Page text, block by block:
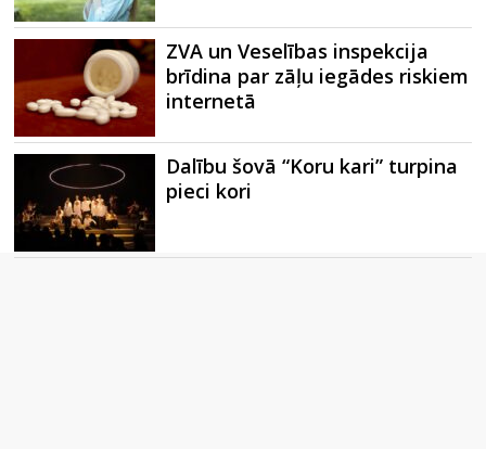
ZVA un Veselības inspekcija
brīdina par zāļu iegādes riskiem
internetā
Dalību šovā “Koru kari” turpina
pieci kori